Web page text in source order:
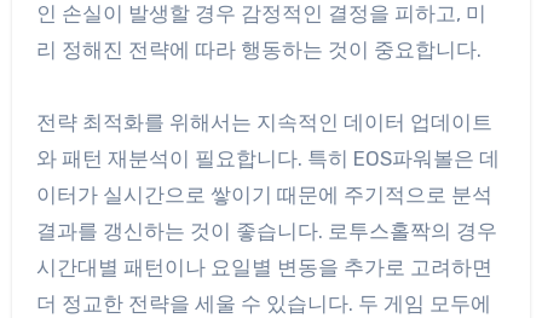
인 손실이 발생할 경우 감정적인 결정을 피하고, 미
리 정해진 전략에 따라 행동하는 것이 중요합니다.
전략 최적화를 위해서는 지속적인 데이터 업데이트
와 패턴 재분석이 필요합니다. 특히 EOS파워볼은 데
이터가 실시간으로 쌓이기 때문에 주기적으로 분석
결과를 갱신하는 것이 좋습니다. 로투스홀짝의 경우
시간대별 패턴이나 요일별 변동을 추가로 고려하면
더 정교한 전략을 세울 수 있습니다. 두 게임 모두에